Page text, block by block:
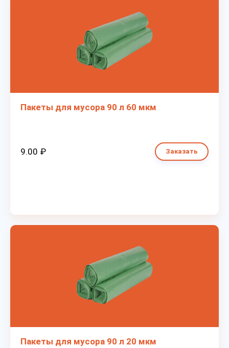
Пакеты для мусора 90 л 60 мкм
9.00 ₽ Заказать
Пакеты для мусора 90 л 20 мкм